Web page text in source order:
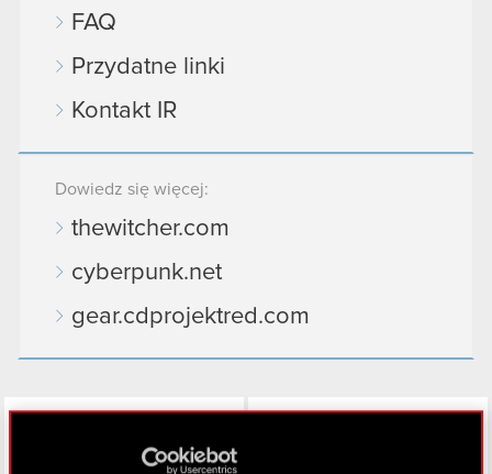
FAQ
Przydatne linki
Kontakt IR
Dowiedz się więcej:
thewitcher.com
cyberpunk.net
gear.cdprojektred.com
LinkedIn